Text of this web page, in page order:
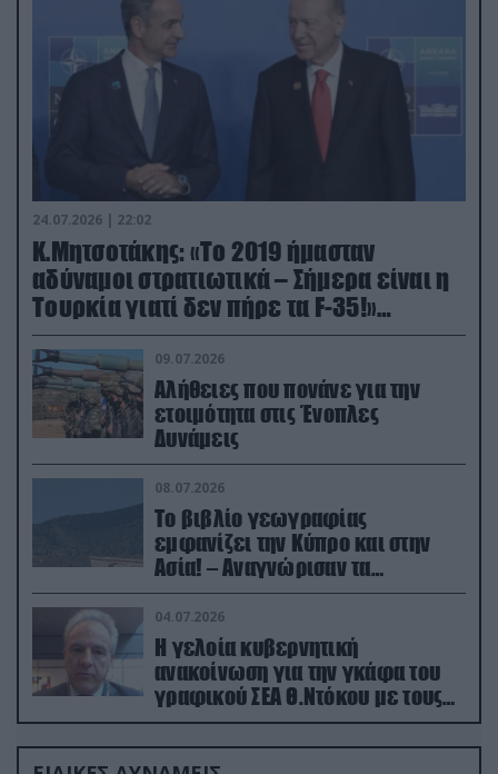
24.07.2026 | 22:02
Κ.Μητσοτάκης: «Το 2019 ήμασταν
αδύναμοι στρατιωτικά – Σήμερα είναι η
Τουρκία γιατί δεν πήρε τα F-35!»
(βίντεο)
09.07.2026
Αλήθειες που πονάνε για την
ετοιμότητα στις Ένοπλες
Δυνάμεις
08.07.2026
Το βιβλίο γεωγραφίας
εμφανίζει την Κύπρο και στην
Ασία! – Αναγνώρισαν τα
κατεχόμενα; (φωτο)
04.07.2026
Η γελοία κυβερνητική
ανακοίνωση για την γκάφα του
γραφικού ΣΕΑ Θ.Ντόκου με τους
Ρώσους φαρσέρ